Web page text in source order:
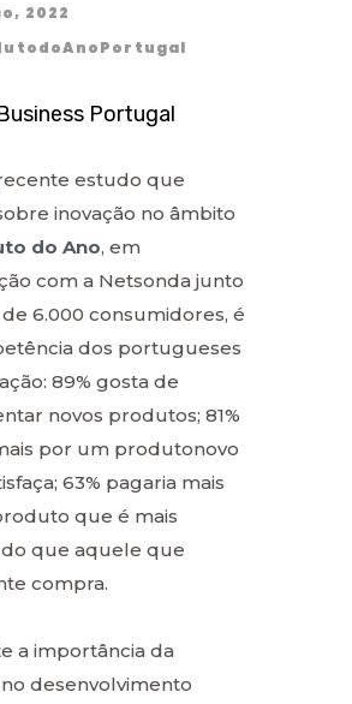
2022
Portugal
estudo que
inovação no âmbito
do Ano, em
com a Netsonda junto
6.000 consumidores, é
dos portugueses
89% gosta de
novos produtos; 81%
por um produtonovo
63% pagaria mais
que é mais
que aquele que
compra.
a importância da
desenvolvimento